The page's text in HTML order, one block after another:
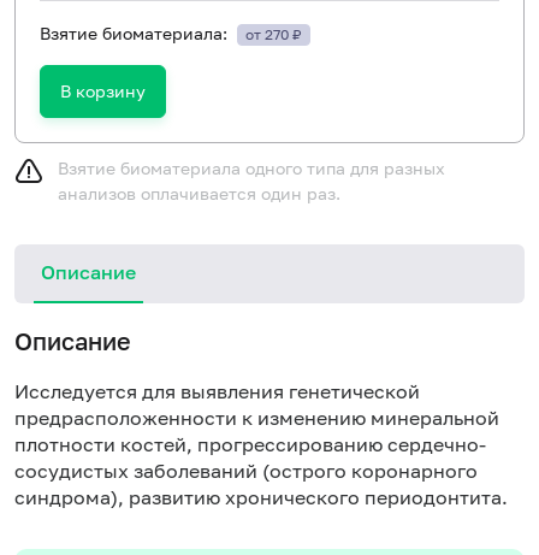
Взятие биоматериала: от 270 ₽
В корзину
Взятие биоматериала одного типа для разных
анализов оплачивается один раз.
Описание
Описание
Исследуется для выявления генетической
предрасположенности к изменению минеральной
плотности костей, прогрессированию сердечно-
сосудистых заболеваний (острого коронарного
синдрома), развитию хронического периодонтита.